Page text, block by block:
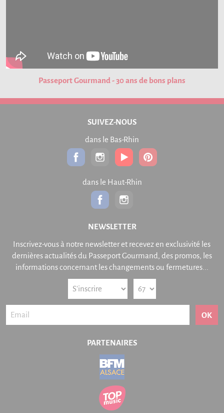
Passeport Gourmand - 30 ans de bons plans
SUIVEZ-NOUS
dans le Bas-Rhin
dans le Haut-Rhin
NEWSLETTER
Inscrivez-vous à notre newsletter et recevez en exclusivité les
dernières actualités du Passeport Gourmand, des promos, les
informations concernant les changements ou fermetures...
OK
PARTENAIRES